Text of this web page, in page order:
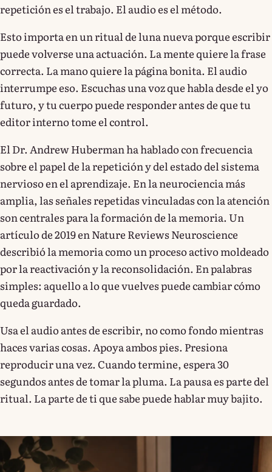
repetición es el trabajo. El audio es el método.
Esto importa en un ritual de luna nueva porque escribir
puede volverse una actuación. La mente quiere la frase
correcta. La mano quiere la página bonita. El audio
interrumpe eso. Escuchas una voz que habla desde el yo
futuro, y tu cuerpo puede responder antes de que tu
editor interno tome el control.
El Dr. Andrew Huberman ha hablado con frecuencia
sobre el papel de la repetición y del estado del sistema
nervioso en el aprendizaje. En la neurociencia más
amplia, las señales repetidas vinculadas con la atención
son centrales para la formación de la memoria. Un
artículo de 2019 en Nature Reviews Neuroscience
describió la memoria como un proceso activo moldeado
por la reactivación y la reconsolidación. En palabras
simples: aquello a lo que vuelves puede cambiar cómo
queda guardado.
Usa el audio antes de escribir, no como fondo mientras
haces varias cosas. Apoya ambos pies. Presiona
reproducir una vez. Cuando termine, espera 30
segundos antes de tomar la pluma. La pausa es parte del
ritual. La parte de ti que sabe puede hablar muy bajito.